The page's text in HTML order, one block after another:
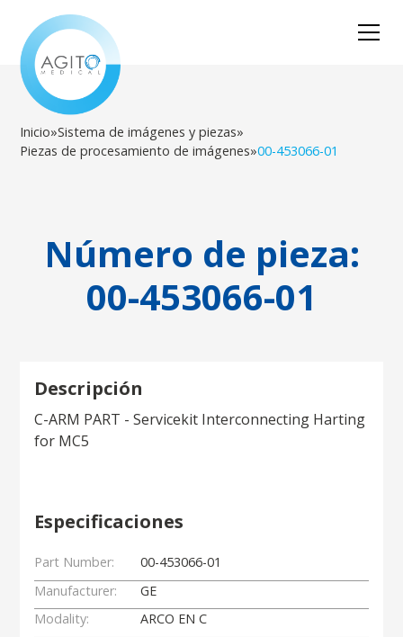
Inicio»Sistema de imágenes y piezas»
Piezas de procesamiento de imágenes»00-453066-01
Número de pieza:
00-453066-01
Descripción
C-ARM PART - Servicekit Interconnecting Harting
for MC5
Especificaciones
Part Number:
00-453066-01
Manufacturer:
GE
Modality:
ARCO EN C